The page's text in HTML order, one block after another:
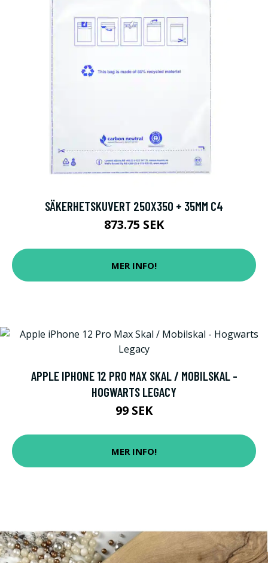
SÄKERHETSKUVERT 250X350 + 35MM C4
873.75 SEK
MER INFO!
APPLE IPHONE 12 PRO MAX SKAL / MOBILSKAL -
HOGWARTS LEGACY
99 SEK
MER INFO!